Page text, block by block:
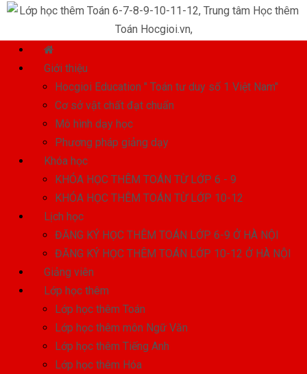
Giới thiệu
Hocgioi Education " Toán tư duy số 1 Việt Nam"
Cơ sở vật chất đạt chuẩn
Mô hình dạy học
Phương pháp giảng dạy
Khóa học
KHÓA HỌC THÊM TOÁN TỪ LỚP 6 - 9
KHÓA HỌC THÊM TOÁN TỪ LỚP 10-12
Lịch học
ĐĂNG KÝ HỌC THÊM TOÁN LỚP 6-9 Ở HÀ NỘI
ĐĂNG KÝ HỌC THÊM TOÁN LỚP 10-12 Ở HÀ NỘI
Giảng viên
Lớp học thêm
Lớp học thêm Toán
Lớp học thêm môn Ngữ Văn
Lớp học thêm Tiếng Anh
Lớp học thêm Hóa